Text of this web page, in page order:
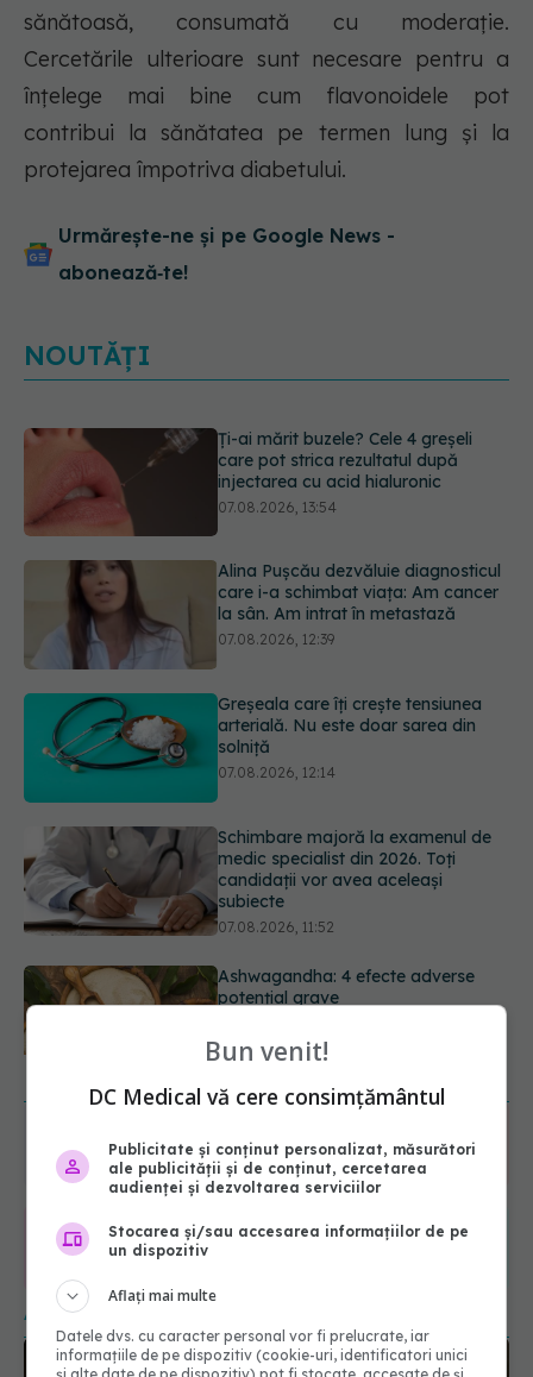
sănătoasă, consumată cu moderație.
Cercetările ulterioare sunt necesare pentru a
înțelege mai bine cum flavonoidele pot
contribui la sănătatea pe termen lung și la
protejarea împotriva diabetului.
Urmărește-ne și pe Google News -
abonează‑te!
NOUTĂȚI
Alina Pușcău dezvăluie diagnosticul
care i-a schimbat viața: Am cancer
la sân. Am intrat în metastază
07.08.2026, 12:39
Greșeala care îți crește tensiunea
arterială. Nu este doar sarea din
solniță
07.08.2026, 12:14
Schimbare majoră la examenul de
medic specialist din 2026. Toți
candidații vor avea aceleași
subiecte
Ashwagandha: 4 efecte adverse
potențial grave
07.08.2026, 11:03
Ți-ai mărit buzele? Cele 4 greșeli
care pot strica rezultatul după
07.08.2026, 13:54
URMĂRITORI 6560
ABONAȚI
365
URMĂRITORI
ARTICOLE SIMILARE
Bun venit!
DC Medical vă cere consimțământul
Publicitate și conținut personalizat, măsurători
ale publicității și de conținut, cercetarea
audienței și dezvoltarea serviciilor
Stocarea și/sau accesarea informațiilor de pe
un dispozitiv
Aflați mai multe
Datele dvs. cu caracter personal vor fi prelucrate, iar
informațiile de pe dispozitiv (cookie-uri, identificatori unici